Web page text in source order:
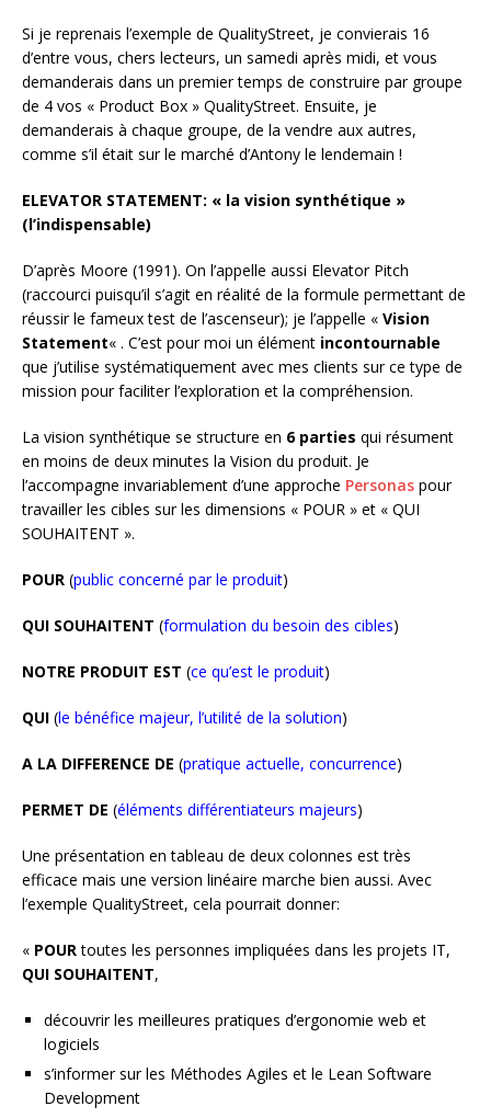
Si je reprenais l’exemple de QualityStreet, je convierais 16
d’entre vous, chers lecteurs, un samedi après midi, et vous
demanderais dans un premier temps de construire par groupe
de 4 vos « Product Box » QualityStreet. Ensuite, je
demanderais à chaque groupe, de la vendre aux autres,
comme s’il était sur le marché d’Antony le lendemain !
ELEVATOR STATEMENT: « la vision synthétique »
(l’indispensable)
D’après Moore (1991). On l’appelle aussi Elevator Pitch
(raccourci puisqu’il s’agit en réalité de la formule permettant de
réussir le fameux test de l’ascenseur); je l’appelle « Vision
Statement« . C’est pour moi un élément incontournable
que j’utilise systématiquement avec mes clients sur ce type de
mission pour faciliter l’exploration et la compréhension.
La vision synthétique se structure en 6 parties qui résument
en moins de deux minutes la Vision du produit. Je
l’accompagne invariablement d’une approche Personas pour
travailler les cibles sur les dimensions « POUR » et « QUI
SOUHAITENT ».
POUR (public concerné par le produit)
QUI SOUHAITENT (formulation du besoin des cibles)
NOTRE PRODUIT EST (ce qu’est le produit)
QUI (le bénéfice majeur, l’utilité de la solution)
A LA DIFFERENCE DE (pratique actuelle, concurrence)
PERMET DE (éléments différentiateurs majeurs)
Une présentation en tableau de deux colonnes est très
efficace mais une version linéaire marche bien aussi. Avec
l’exemple QualityStreet, cela pourrait donner:
« POURtoutes les personnes impliquées dans les projets IT,
QUI SOUHAITENT,
découvrir les meilleures pratiques d’ergonomie web et
logiciels
s’informer sur les Méthodes Agiles et le Lean Software
Development